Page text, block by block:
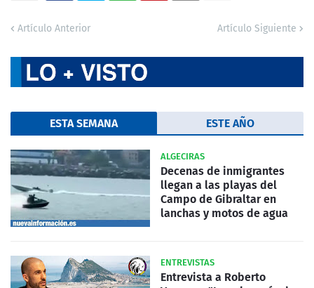
Artículo Anterior Artículo Siguiente
ESTA SEMANA ESTE AÑO
ALGECIRAS
Decenas de inmigrantes
llegan a las playas del
Campo de Gibraltar en
lanchas y motos de agua
ENTREVISTAS
Entrevista a Roberto